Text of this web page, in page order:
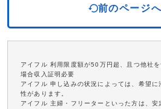
前のページ
アイフル 利用限度額が50万円超、且つ他社
場合収入証明必要
アイフル 申し込みの状況によっては、希望
性があります。
アイフル 主婦・フリーターといった方は、安